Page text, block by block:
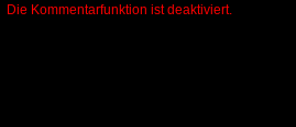
Die Kommentarfunktion ist deaktiviert.